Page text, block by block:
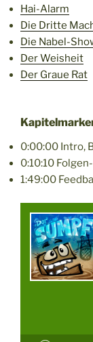
Hai-Alarm
Die Dritte
Die Nabel-
Der Weisheit
Der Graue Rat
0:00:00 Intro,
0:10:10
1:49:00